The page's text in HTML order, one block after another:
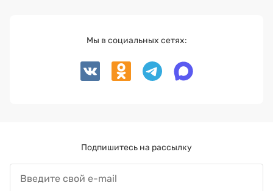
Мы в социальных сетях:
Подпишитесь на рассылку